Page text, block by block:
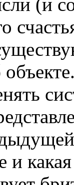
и